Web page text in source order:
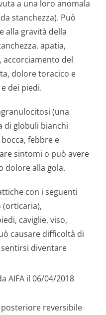
a una loro anomala
stanchezza). Può
alla gravità della
apatia,
accorciamento del
dolore toracico e
dei piedi.
(una
globuli bianchi
febbre e
sintomi o può avere
dolore alla gola.
con i seguenti
caviglie, viso,
causare difficoltà di
diventare
AIFA il 06/04/2018
reversibile